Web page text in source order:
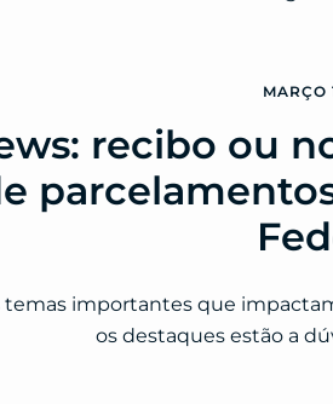
MARÇO
recibo ou
importantes que
os destaques estão a